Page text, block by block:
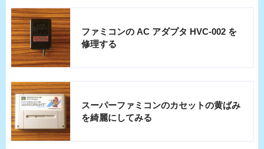
ファミコンの AC アダプタ HVC-002 を
修理する
スーパーファミコンのカセットの黄ばみ
を綺麗にしてみる